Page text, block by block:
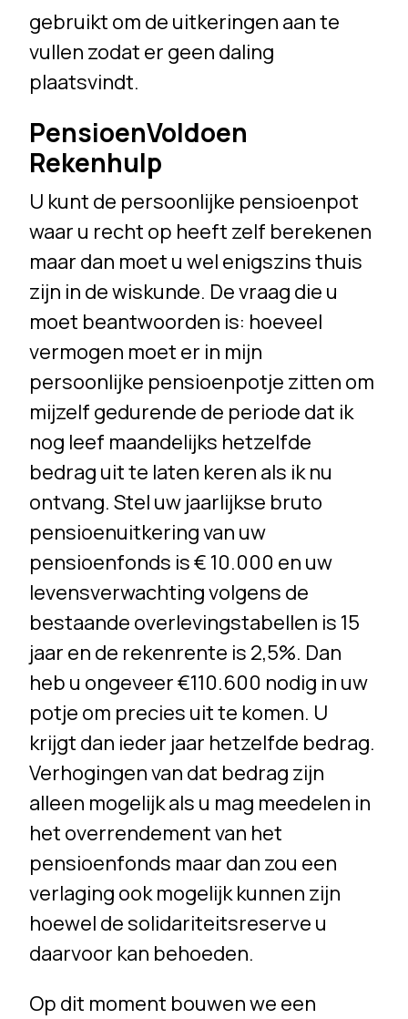
gebruikt om de uitkeringen aan te
vullen zodat er geen daling
plaatsvindt.
PensioenVoldoen
Rekenhulp
U kunt de persoonlijke pensioenpot
waar u recht op heeft zelf berekenen
maar dan moet u wel enigszins thuis
zijn in de wiskunde. De vraag die u
moet beantwoorden is: hoeveel
vermogen moet er in mijn
persoonlijke pensioenpotje zitten om
mijzelf gedurende de periode dat ik
nog leef maandelijks hetzelfde
bedrag uit te laten keren als ik nu
ontvang. Stel uw jaarlijkse bruto
pensioenuitkering van uw
pensioenfonds is € 10.000 en uw
levensverwachting volgens de
bestaande overlevingstabellen is 15
jaar en de rekenrente is 2,5%. Dan
heb u ongeveer €110.600 nodig in uw
potje om precies uit te komen. U
krijgt dan ieder jaar hetzelfde bedrag.
Verhogingen van dat bedrag zijn
alleen mogelijk als u mag meedelen in
het overrendement van het
pensioenfonds maar dan zou een
verlaging ook mogelijk kunnen zijn
hoewel de solidariteitsreserve u
daarvoor kan behoeden.
Op dit moment bouwen we een